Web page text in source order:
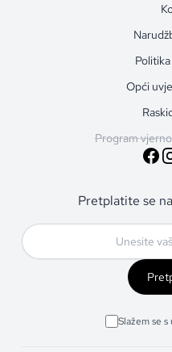
Opći
Program
Pretplatite se
Slažem se